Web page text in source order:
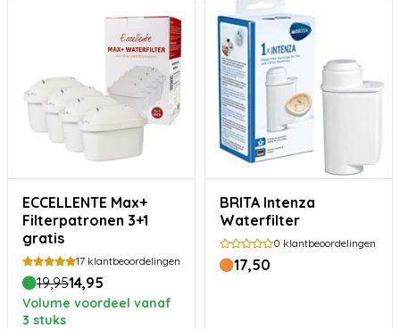
ECCELLENTE Max+
Filterpatronen 3+1
gratis
17 klantbeoordelingen
19,9514,95
Volume voordeel vanaf
3 stuks
BRITA Intenza
Waterfilter
0 klantbeoordelingen
17,50